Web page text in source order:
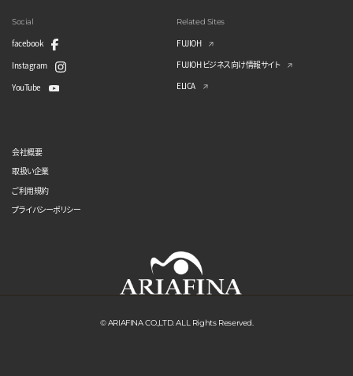
Social
facebook
Instagram
YouTube
Related Sites
FUJIOH
FUJIOH ビジネス向け情報サイト
ELICA
会社概要
取扱い企業
ご利用規約
プライバシーポリシー
© ARIAFINA CO.,LTD. ALL Rights Reserved.